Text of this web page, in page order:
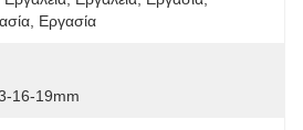
Εργασία
16-19mm